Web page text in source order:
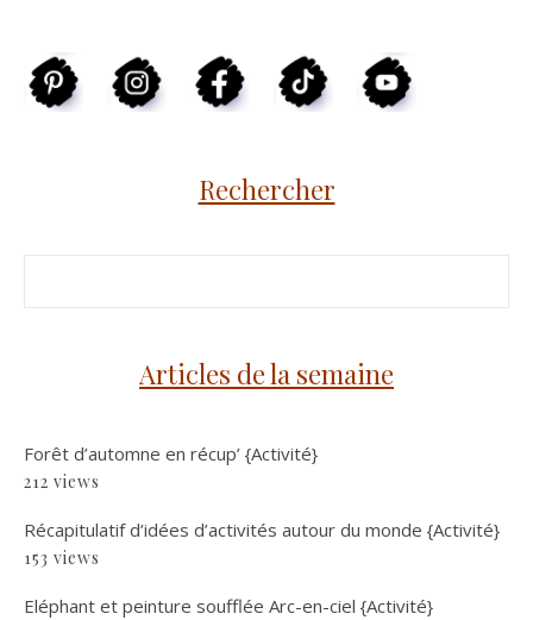
Rechercher
Articles de la semaine
Forêt d’automne en récup’ {Activité}
212 views
Récapitulatif d’idées d’activités autour du monde {Activité}
153 views
Eléphant et peinture soufflée Arc-en-ciel {Activité}